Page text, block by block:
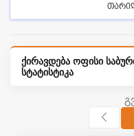
ქირავდება ოფისი
სტატისტიკა